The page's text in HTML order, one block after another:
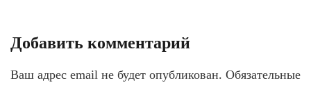
Добавить комментарий
Ваш адрес email не будет опубликован. Обязательные